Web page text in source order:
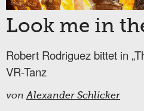
Look me in
Robert Rodriguez bittet in
VR-Tanz
vonAlexander Schlicker